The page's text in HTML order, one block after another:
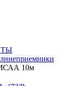
МСАА 10м